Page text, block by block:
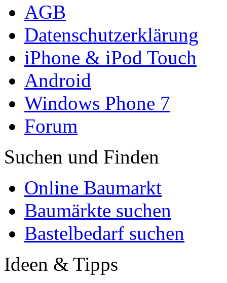
AGB
Datenschutzerklärung
iPhone & iPod Touch
Android
Windows Phone 7
Forum
Suchen und Finden
Online Baumarkt
Baumärkte suchen
Bastelbedarf suchen
Ideen & Tipps